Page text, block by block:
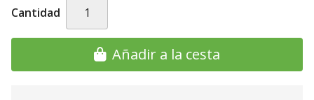
Cantidad
Añadir a la cesta